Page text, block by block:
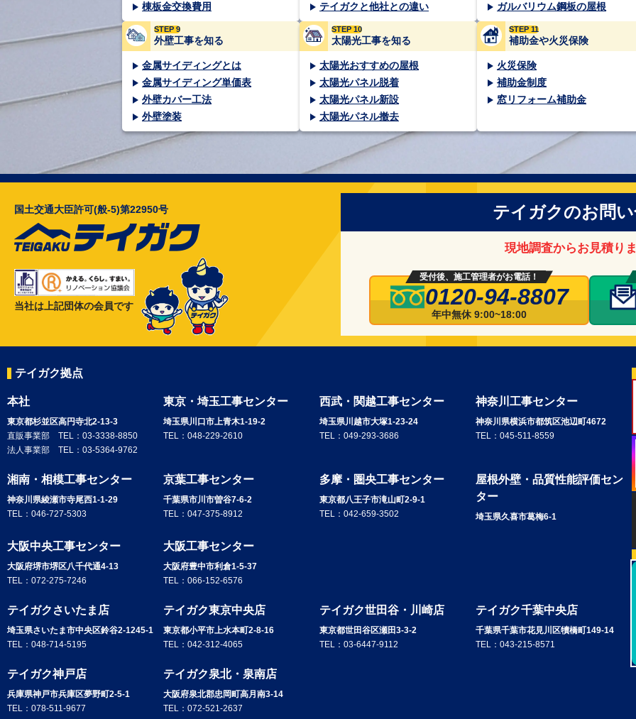
棟板金交換費用
テイガクと他社との違い
ガルバリウム鋼板の屋根
STEP 9
外壁工事を知る
金属サイディングとは
金属サイディング単価表
外壁カバー工法
外壁塗装
STEP 10
太陽光工事を知る
太陽光おすすめの屋根
太陽光パネル脱着
太陽光パネル新設
太陽光パネル撤去
STEP 11
補助金や火災保険
火災保険
補助金制度
窓リフォーム補助金
国土交通大臣許可(般-5)第22950号
当社は上記団体の会員です
テイガクのお問
現地調査からお見積り
受付後、施工管理者がお電話！
0120-94-8807
年中無休 9:00~18:00
テイガク拠点
本社
東京都杉並区高円寺北2-13-3
直販事業部 TEL： 03-3338-8850
法人事業部 TEL： 03-5364-9762
東京・埼玉工事センター
埼玉県川口市上青木1-19-2
TEL： 048-229-2610
西武・関越工事センター
埼玉県川越市大塚1-23-24
TEL： 049-293-3686
神奈川工事センター
神奈川県横浜市都筑区池辺町4672
TEL： 045-511-8559
湘南・相模工事センター
神奈川県綾瀬市寺尾西1-1-29
TEL： 046-727-5303
京葉工事センター
千葉県市川市曽谷7-6-2
TEL： 047-375-8912
多摩・圏央工事センター
東京都八王子市滝山町2-9-1
TEL： 042-659-3502
屋根外壁・品質性能評価セン
ター
埼玉県久喜市葛梅6-1
大阪中央工事センター
大阪府堺市堺区八千代通4-13
TEL： 072-275-7246
大阪工事センター
大阪府豊中市利倉1-5-37
TEL： 066-152-6576
テイガクさいたま店
埼玉県さいたま市中央区鈴谷2-1245-1
TEL： 048-714-5195
テイガク東京中央店
東京都小平市上水本町2-8-16
TEL： 042-312-4065
テイガク世田谷・川崎店
東京都世田谷区瀬田3-3-2
TEL： 03-6447-9112
テイガク千葉中央店
千葉県千葉市花見川区犢橋町149-14
TEL： 043-215-8571
テイガク神戸店
兵庫県神戸市兵庫区夢野町2-5-1
TEL： 078-511-9677
テイガク泉北・泉南店
大阪府泉北郡忠岡町高月南3-14
TEL： 072-521-2637